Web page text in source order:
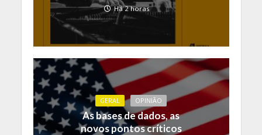
Há 2 horas
GERAL OPINIÃO
As bases de dados, as
novos pontos críticos